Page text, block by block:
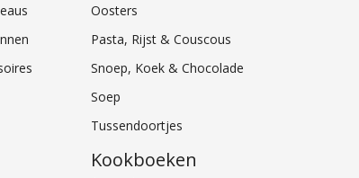
Oosters
Pasta, Rijst & Couscous
Snoep, Koek & Chocolade
Soep
Tussendoortjes
Kookboeken